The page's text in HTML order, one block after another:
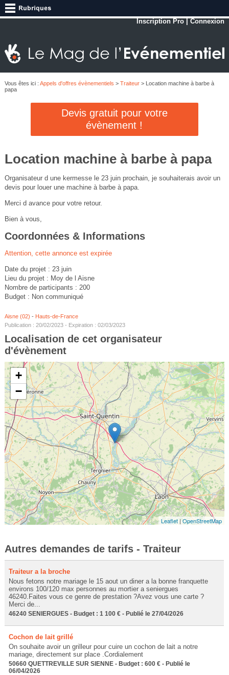
Inscription Pro |Connexion
Vous êtes ici : Appels d'offres évènementiels > Traiteur> Location machine à barbe à
papa
Devis gratuit pour votre
évènement !
Location machine à barbe à papa
Organisateur d une kermesse le 23 juin prochain, je souhaiterais avoir un
devis pour louer une machine à barbe à papa.
Merci d avance pour votre retour.
Bien à vous,
Coordonnées & Informations
Attention, cette annonce est expirée
Date du projet : 23 juin
Lieu du projet : Moy de l Aisne
Nombre de participants : 200
Budget : Non communiqué
Aisne (02) - Hauts-de-France
Publication : 20/02/2023 - Expiration : 02/03/2023
Localisation de cet organisateur
d'évènement
+
−
Leaflet |OpenStreetMap
Autres demandes de tarifs - Traiteur
Traiteur a la broche
Nous fetons notre mariage le 15 aout un diner a la bonne franquette
environs 100/120 max personnes au mortier a seniergues
46240.Faites vous ce genre de prestation ?Avez vous une carte ?
Merci de...
46240 SENIERGUES - Budget : 1 100 € - Publié le 27/04/2026
Cochon de lait grillé
On souhaite avoir un grilleur pour cuire un cochon de lait a notre
mariage, directement sur place .Cordialement
50660 QUETTREVILLE SUR SIENNE - Budget : 600 € - Publié le
06/04/2026